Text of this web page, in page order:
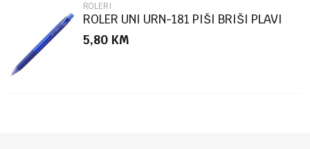
ROLERI
ROLER UNI URN-181 PIŠI BRIŠI PLAVI
5,80 KM